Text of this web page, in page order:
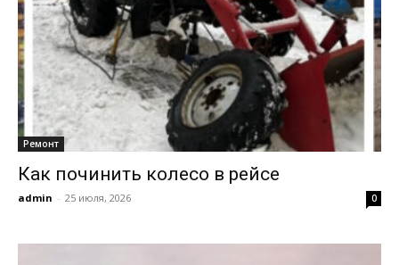
Ремонт
Как починить колесо в рейсе
admin - 25 июля, 2026 0